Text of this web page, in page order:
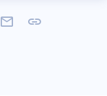
Электронная почта